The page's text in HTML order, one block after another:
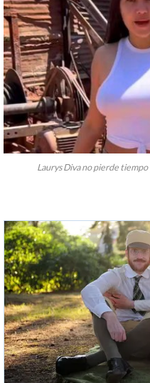
Laurys Diva no pierde